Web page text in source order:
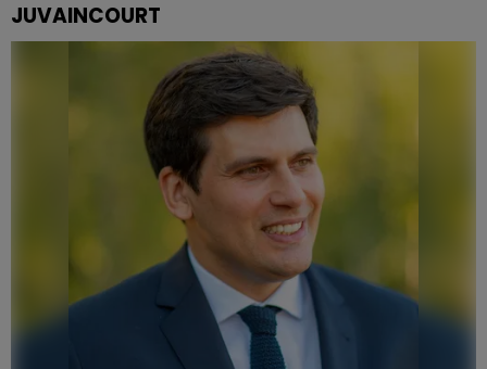
JUVAINCOURT
Une personne est décédée ce vendredi matin sur le
circuit Idéal Kart à Juvaincourt lors d'un entrainement
avant le championnat LKGE qui doit se tenir ce...